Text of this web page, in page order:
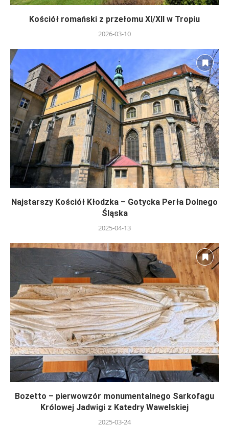
Kościół romański z przełomu XI/XII w Tropiu
2026-03-10
Najstarszy Kościół Kłodzka – Gotycka Perła Dolnego
Śląska
2025-04-13
Bozetto – pierwowzór monumentalnego Sarkofagu
Królowej Jadwigi z Katedry Wawelskiej
2025-03-24